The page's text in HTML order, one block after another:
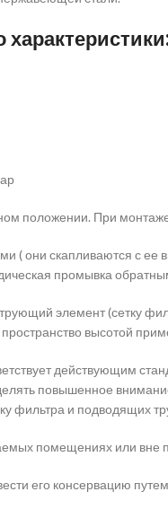
положении. При
( они скапливаются с
промывка
элемент (сетку
высотой
действующим
повышенное
фильтра и подводящих
помещениях или
его консервацию